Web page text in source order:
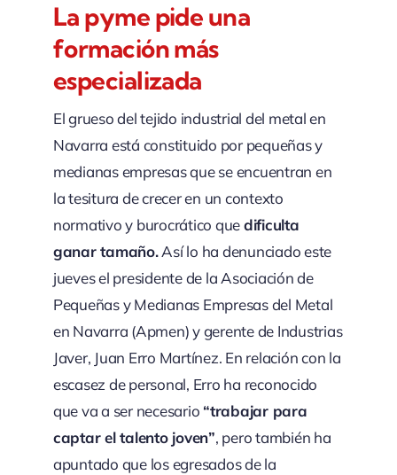
La pyme pide una
formación más
especializada
El grueso del tejido industrial del metal en
Navarra está constituido por pequeñas y
medianas empresas que se encuentran en
la tesitura de crecer en un contexto
normativo y burocrático quedificulta
ganar tamaño.Así lo ha denunciado este
jueves el presidente de la Asociación de
Pequeñas y Medianas Empresas del Metal
en Navarra (Apmen) y gerente de Industrias
Javer, Juan Erro Martínez. En relación con la
escasez de personal, Erro ha reconocido
que va a ser necesario “trabajar para
captar el talento joven”, pero también ha
apuntado que los egresados de la